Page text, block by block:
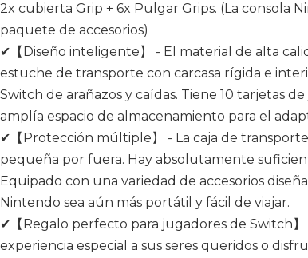
2x cubierta Grip + 6x Pulgar Grips. (La consola
paquete de accesorios)
✔【Diseño inteligente】 - El material de alta
estuche de transporte con carcasa rígida e
Switch de arañazos y caídas. Tiene 10 tarjetas
amplía espacio de almacenamiento para el
✔【Protección múltiple】 - La caja de
pequeña por fuera. Hay absolutamente
Equipado con una variedad de accesorios
Nintendo sea aún más portátil y fácil de viajar.
✔【Regalo perfecto para jugadores de Switch
experiencia especial a sus seres queridos o